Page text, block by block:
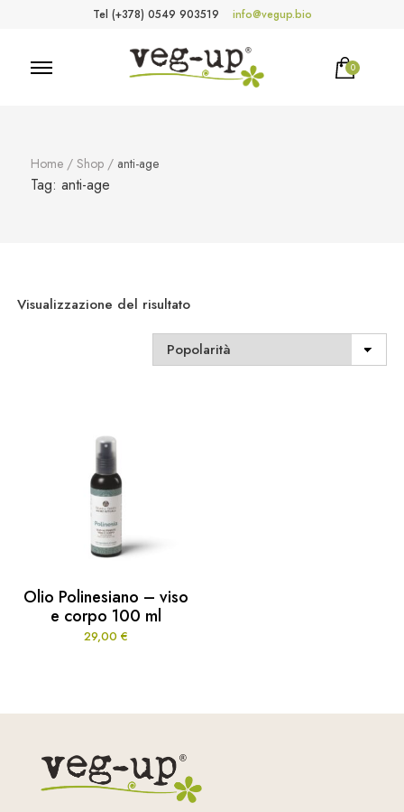
Tel (+378) 0549 903519 info@vegup.bio
0
Home / Shop / anti-age
Tag: anti-age
Visualizzazione del risultato
Olio Polinesiano – viso
e corpo 100 ml
29,00 €